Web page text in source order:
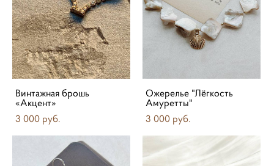
Винтажная брошь
«Акцент»
3 000 pуб.
Ожерелье "Лёгкость
Амуретты"
3 000 pуб.